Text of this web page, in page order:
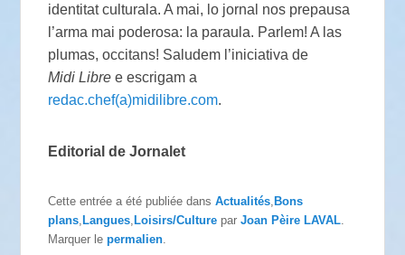
identitat culturala. A mai, lo jornal nos prepausa
l’arma mai poderosa: la paraula. Parlem! A las
plumas, occitans! Saludem l’iniciativa de
Midi Libree escrigam a
redac.chef(a)midilibre.com.
Editorial de Jornalet
Cette entrée a été publiée dansActualités Bons
plans Langues Loisirs/Culture parJoan Pèire LAVAL
Marquer lepermalien